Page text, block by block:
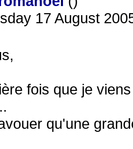
17 August
fois que je
qu'une